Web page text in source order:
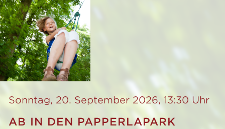
Sonntag, 20. September 2026, 13:30 Uhr
AB IN DEN PAPPERLAPARK